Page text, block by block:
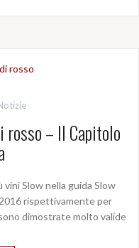
rosso – Il Capitolo
vini Slow nella guida Slow
rispettivamente per
dimostrate molto valide